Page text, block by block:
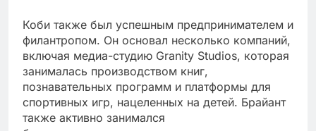
Коби также был успешным предпринимателем и
филантропом. Он основал несколько компаний,
включая медиа-студию Granity Studios, которая
занималась производством книг,
познавательных программ и платформы для
спортивных игр, нацеленных на детей. Брайант
также активно занимался